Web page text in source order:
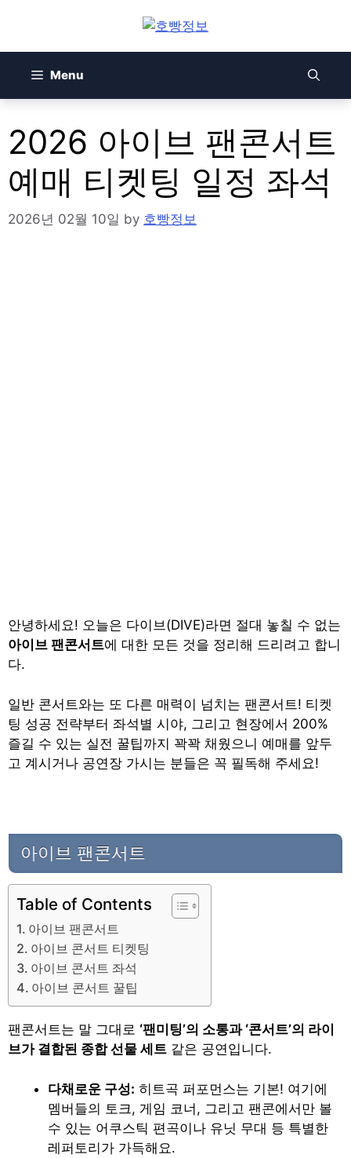
content
Menu
2026 아이브 팬콘서트
예매 티켓팅 일정 좌석
2026년 02월 10일 by 호빵정보
안녕하세요! 오늘은 다이브(DIVE)라면 절대 놓칠 수 없는
아이브 팬콘서트에 대한 모든 것을 정리해 드리려고 합니
다.
일반 콘서트와는 또 다른 매력이 넘치는 팬콘서트! 티켓
팅 성공 전략부터 좌석별 시야, 그리고 현장에서 200%
즐길 수 있는 실전 꿀팁까지 꽉꽉 채웠으니 예매를 앞두
고 계시거나 공연장 가시는 분들은 꼭 필독해 주세요!
아이브 팬콘서트
Table of Contents
아이브 팬콘서트
아이브 콘서트 티켓팅
아이브 콘서트 좌석
아이브 콘서트 꿀팁
팬콘서트는 말 그대로 ‘팬미팅’의 소통과 ‘콘서트’의 라이
브가 결합된 종합 선물 세트 같은 공연입니다.
다채로운 구성: 히트곡 퍼포먼스는 기본! 여기에
멤버들의 토크, 게임 코너, 그리고 팬콘에서만 볼
수 있는 어쿠스틱 편곡이나 유닛 무대 등 특별한
레퍼토리가 가득해요.